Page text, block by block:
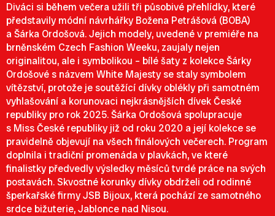
Diváci si během večera užili tři působivé přehlídky, které
představily módní návrhářky Božena Petrášová (BOBA)
a Šárka Ordošová. Jejich modely, uvedené v premiéře na
brněnském Czech Fashion Weeku, zaujaly nejen
originalitou, ale i symbolikou – bílé šaty z kolekce Šárky
Ordošové s názvem White Majesty se staly symbolem
vítězství, protože je soutěžící dívky oblékly při samotném
vyhlašování a korunovaci nejkrásnějších dívek České
republiky pro rok 2025. Šárka Ordošová spolupracuje
s Miss České republiky již od roku 2020 a její kolekce se
pravidelně objevují na všech finálových večerech. Program
doplnila i tradiční promenáda v plavkách, ve které
finalistky předvedly výsledky měsíců tvrdé práce na svých
postavách. Skvostné korunky dívky obdrželi od rodinné
šperkařské firmy JSB Bijoux, která pochází ze samotného
srdce bižuterie, Jablonce nad Nisou.